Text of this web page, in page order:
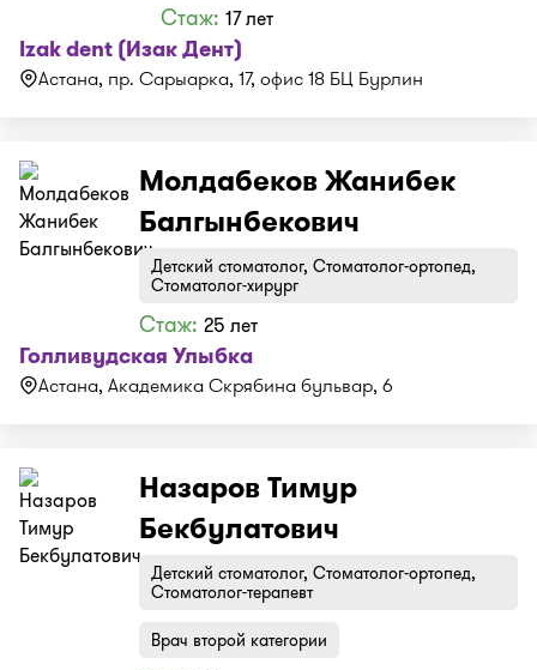
Стаж:17 лет
Izak dent (Изак Дент)
Астана, пр. Сарыарка, 17, офис 18 БЦ Бурлин
Молдабеков Жанибек
Балгынбекович
Детский стоматолог, Стоматолог-ортопед,
Стоматолог-хирург
Стаж: 25 лет
Голливудская Улыбка
Астана, Академика Скрябина бульвар, 6
Назаров Тимур
Бекбулатович
Детский стоматолог, Стоматолог-ортопед,
Стоматолог-терапевт
Врач второй категории